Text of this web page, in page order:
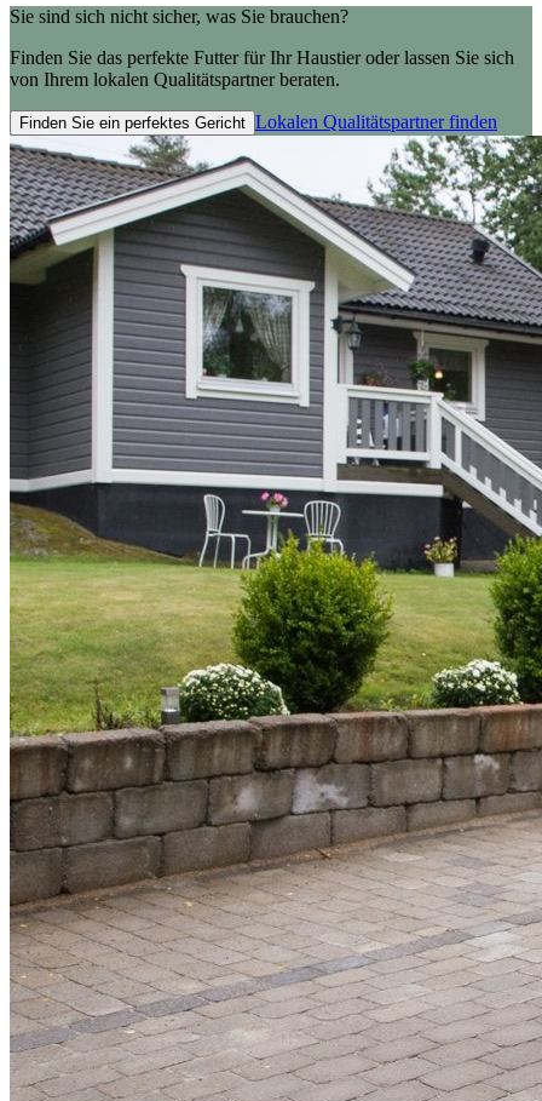
Sie sind sich nicht sicher, was Sie brauchen?
Finden Sie das perfekte Futter für Ihr Haustier oder lassen Sie sich
von Ihrem lokalen Qualitätspartner beraten.
Finden Sie ein perfektes Gericht Lokalen Qualitätspartner finden